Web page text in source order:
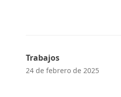
Trabajos
24 de febrero de 2025